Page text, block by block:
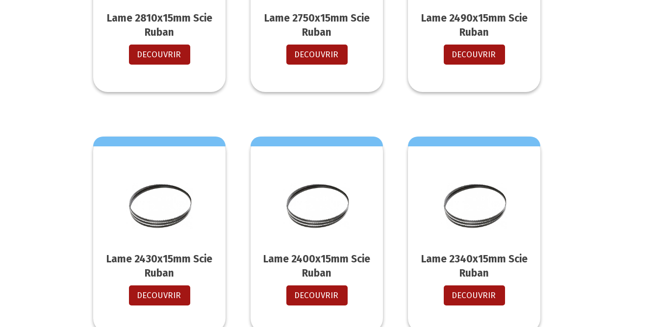
Lame 2810x15mm Scie
Ruban
DECOUVRIR
Lame 2750x15mm Scie
Ruban
DECOUVRIR
Lame 2490x15mm Scie
Ruban
DECOUVRIR
Lame 2430x15mm Scie
Ruban
DECOUVRIR
Lame 2400x15mm Scie
Ruban
DECOUVRIR
Lame 2340x15mm Scie
Ruban
DECOUVRIR